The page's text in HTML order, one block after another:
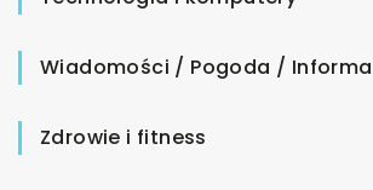
Wiadomości / Pogoda /
Zdrowie i fitness